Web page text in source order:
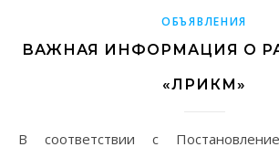
ОБЪЯВЛЕНИЯ
ВАЖНАЯ ИНФОРМАЦИЯ О
«ЛРИКМ»
В соответствии с Постановлением губернатора